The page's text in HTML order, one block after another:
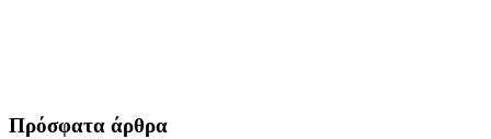
Πρόσφατα άρθρα